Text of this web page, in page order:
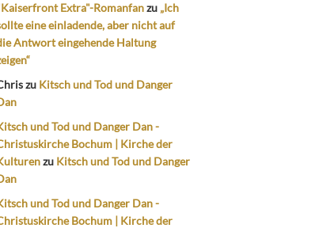
Extra"-Romanfanzu „Ich
eine einladende, aber nicht auf
Antwort eingehende Haltung
zu Kitsch und Tod und Danger
und Tod und Danger Dan -
Bochum | Kirche der
zu Kitsch und Tod und Danger
und Tod und Danger Dan -
Bochum | Kirche der